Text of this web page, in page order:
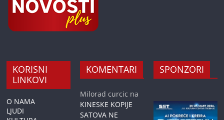
KORISNI
LINKOVI
O NAMA
LJUDI
KOMENTARI
Milorad curcic na
KINESKE KOPIJE
SATOVA NE
SPONZORI